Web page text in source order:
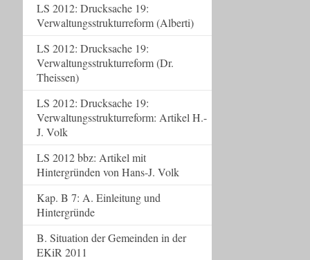
LS 2012: Drucksache 19:
Verwaltungsstrukturreform (Alberti)
LS 2012: Drucksache 19:
Verwaltungsstrukturreform (Dr.
Theissen)
LS 2012: Drucksache 19:
Verwaltungsstrukturreform: Artikel H.-
J. Volk
LS 2012 bbz: Artikel mit
Hintergründen von Hans-J. Volk
Kap. B 7: A. Einleitung und
Hintergründe
B. Situation der Gemeinden in der
EKiR 2011